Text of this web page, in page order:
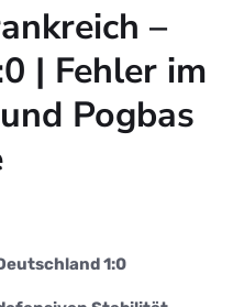
–
| Fehler im
Pogbas
1:0